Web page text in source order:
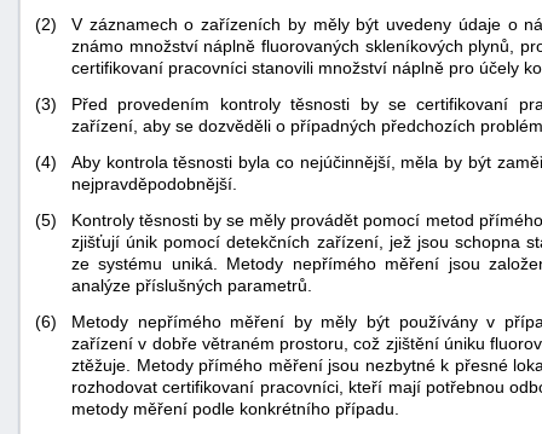
(2)
V záznamech o zařízeních by měly být uvedeny údaje o
známo množství náplně fluorovaných skleníkových plynů,
certifikovaní pracovníci stanovili množství náplně pro účely
(3)
Před provedením kontroly těsnosti by se certifikovaní
zařízení, aby se dozvěděli o případných předchozích
(4)
Aby kontrola těsnosti byla co nejúčinnější, měla by být
nejpravděpodobnější.
(5)
Kontroly těsnosti by se měly provádět pomocí metod
zjišťují únik pomocí detekčních zařízení, jež jsou schopna
ze systému uniká. Metody nepřímého měření jsou
analýze příslušných parametrů.
(6)
Metody nepřímého měření by měly být používány v
zařízení v dobře větraném prostoru, což zjištění úniku
ztěžuje. Metody přímého měření jsou nezbytné k přesné
rozhodovat certifikovaní pracovníci, kteří mají potřebnou
metody měření podle konkrétního případu.